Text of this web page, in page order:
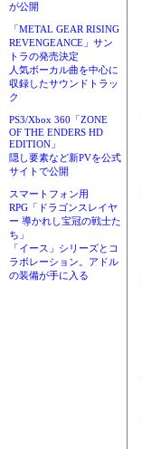
が公開
「METAL GEAR RISING
REVENGEANCE」サン
トラの発売決定
人気ボーカル曲を中心に
収録したサウンドトラッ
ク
PS3/Xbox 360「ZONE
OF THE ENDERS HD
EDITION」
隠し要素など新PVを公式
サイトで公開
スマートフォン用
RPG「ドラゴンスレイヤ
ー 導かれし宝冠の戦士た
ち」
「イース」シリーズとコ
ラボレーション。アドル
の装備が手に入る